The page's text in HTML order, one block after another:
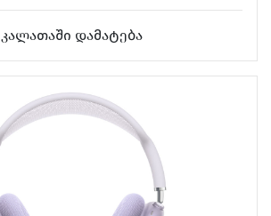
კალათაში დამატება